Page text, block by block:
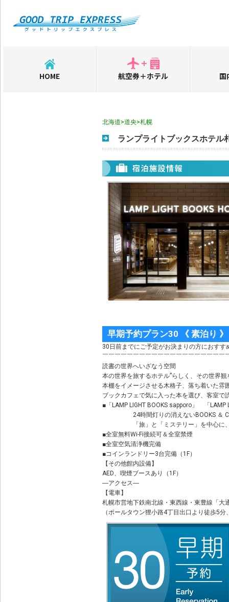
HOME 航空券＋ホテル 国
北海道>道央>札幌
ランプライトブックスホテル
早期予約プラン30 《 素泊り 》
30日前までにご予定がお決まりの方におすす
￣￣￣￣￣￣￣￣￣￣￣￣￣￣￣￣￣￣￣￣
読書の世界へいざなう空間
本の世界を旅するホテル”らしく、その世界
本棚をイメージさせる木格子、落ち着いた雰
ブックカフェで気に入った本を選び、客室
■「LAMP LIGHT BOOKS sapporo」 「LAMP
24時間灯りの消えないBOOKS ＆
「旅」と「ミステリー」を中心に、約
■全室無料Wi-Fi接続可＆全室禁煙
■全室空気清浄機完備
■コインランドリー3台完備（1F）
【その他館内設備】
AED、喫煙ブースあり（1F）
―アクセス―
【電車】
札幌市営地下鉄南北線・東西線・東豊線「大
（ポールタウン狸小路4丁目出口より徒歩5